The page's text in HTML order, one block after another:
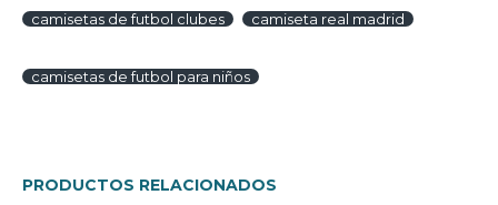
camisetas de futbol clubes camiseta real madrid
camisetas de futbol para niños
PRODUCTOS RELACIONADOS